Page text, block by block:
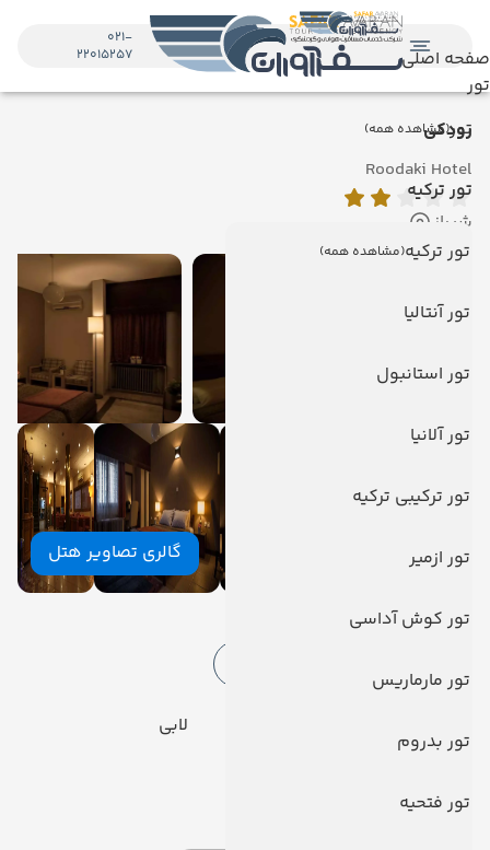
صفحه اصلی
تور
تور(مشاهده همه)
تور ترکیه
تور ترکیه(مشاهده همه)
تور آنتالیا
تور استانبول
تور آلانیا
تور ترکیبی ترکیه
تور ازمیر
تور کوش آداسی
تور مارماریس
تور بدروم
تور فتحیه
021-
22015257
رودکی
Roodaki Hotel
شیراز
گالری تصاویر هتل
امکانات هتل
سرویس فرنگی
لابی
دیدگاه کاربران